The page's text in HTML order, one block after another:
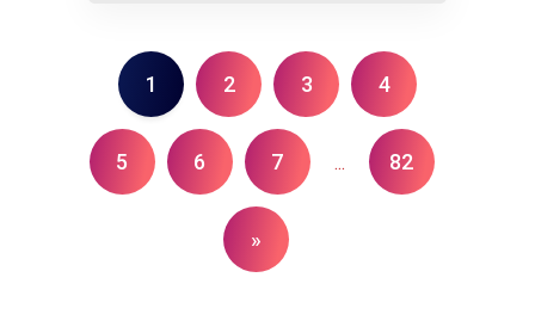
1 2 3 4
5 6 7 ... 82
»